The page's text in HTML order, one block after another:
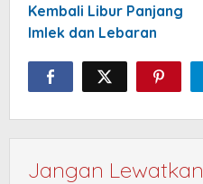
Kembali Libur Panjang
Imlek dan Lebaran
Jangan Lewatkan